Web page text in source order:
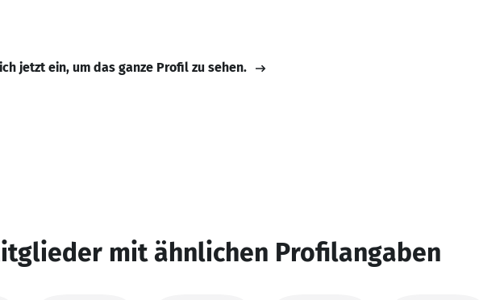
jetzt ein, um das ganze Profil zu sehen.
mit ähnlichen Profilangaben